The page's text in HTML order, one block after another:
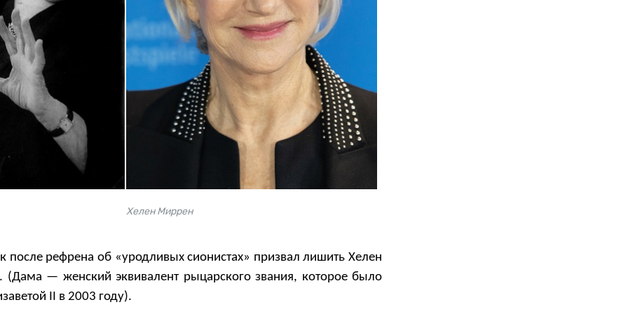
Хелен Миррен
рефрена об «уродливых сионистах» призвал лишить Хелен
— женский эквивалент рыцарского звания, которое было
II в 2003 году).